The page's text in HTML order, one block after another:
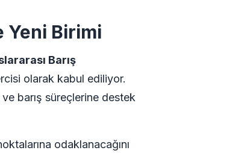
Yeni Birimi
Barış
olarak kabul ediliyor.
barış süreçlerine destek
odaklanacağını